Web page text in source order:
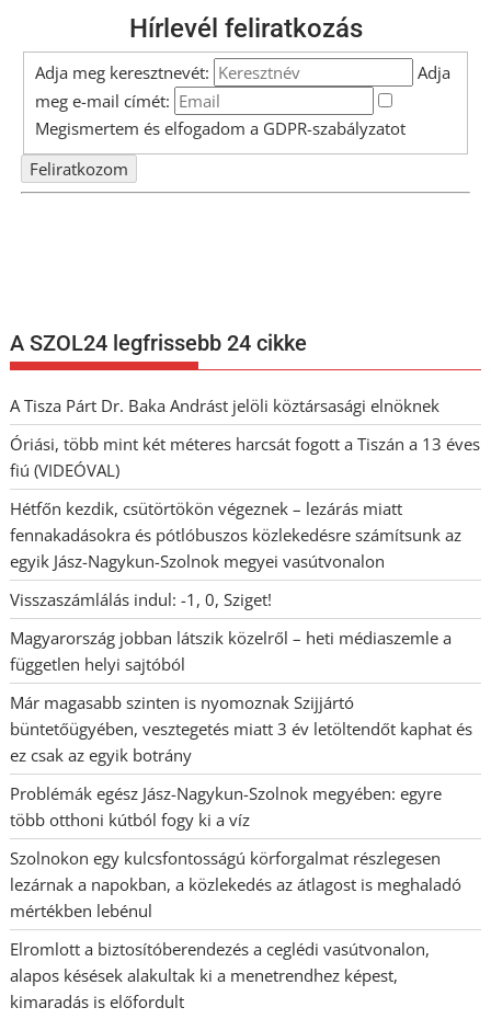
Hírlevél feliratkozás
Adja meg keresztnevét:
Adja
meg e-mail címét:
Megismertem és elfogadom a GDPR-szabályzatot
A SZOL24 legfrissebb 24 cikke
A Tisza Párt Dr. Baka Andrást jelöli köztársasági elnöknek
Óriási, több mint két méteres harcsát fogott a Tiszán a 13 éves
fiú (VIDEÓVAL)
Hétfőn kezdik, csütörtökön végeznek – lezárás miatt
fennakadásokra és pótlóbuszos közlekedésre számítsunk az
egyik Jász-Nagykun-Szolnok megyei vasútvonalon
Visszaszámlálás indul: -1, 0, Sziget!
Magyarország jobban látszik közelről – heti médiaszemle a
független helyi sajtóból
Már magasabb szinten is nyomoznak Szijjártó
büntetőügyében, vesztegetés miatt 3 év letöltendőt kaphat és
ez csak az egyik botrány
Problémák egész Jász-Nagykun-Szolnok megyében: egyre
több otthoni kútból fogy ki a víz
Szolnokon egy kulcsfontosságú körforgalmat részlegesen
lezárnak a napokban, a közlekedés az átlagost is meghaladó
mértékben lebénul
Elromlott a biztosítóberendezés a ceglédi vasútvonalon,
alapos késések alakultak ki a menetrendhez képest,
kimaradás is előfordult